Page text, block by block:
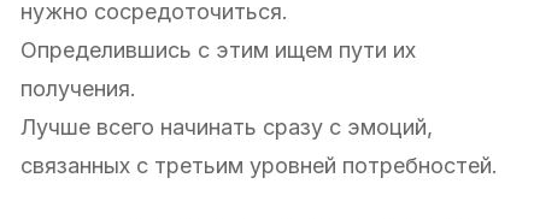
нужно сосредоточиться.
Определившись с этим ищем пути их
получения.
Лучше всего начинать сразу с эмоций,
связанных с третьим уровней потребностей.